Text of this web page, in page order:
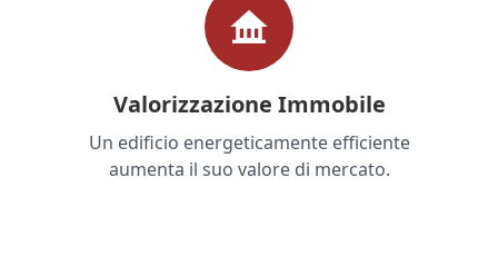
Valorizzazione Immobile
Un edificio energeticamente efficiente
aumenta il suo valore di mercato.